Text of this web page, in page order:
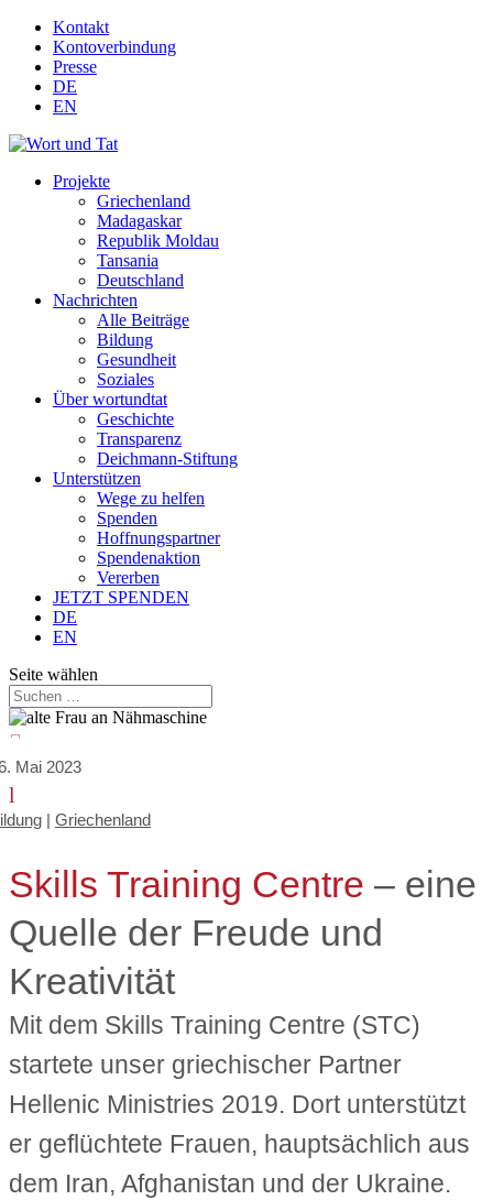
Kontakt
Kontoverbindung
Presse
DE
EN
Projekte
Griechenland
Madagaskar
Republik Moldau
Tansania
Deutschland
Nachrichten
Alle Beiträge
Bildung
Gesundheit
Soziales
Über wortundtat
Geschichte
Transparenz
Deichmann-Stiftung
Unterstützen
Wege zu helfen
Spenden
Hoffnungspartner
Spendenaktion
Vererben
JETZT SPENDEN
DE
EN
Seite wählen

Mai 2023
l
| Griechenland
Skills Training Centre – eine
Quelle der Freude und
Kreativität
Mit dem Skills Training Centre (STC)
startete unser griechischer Partner
Hellenic Ministries 2019. Dort unterstützt
er geflüchtete Frauen, hauptsächlich aus
dem Iran, Afghanistan und der Ukraine.